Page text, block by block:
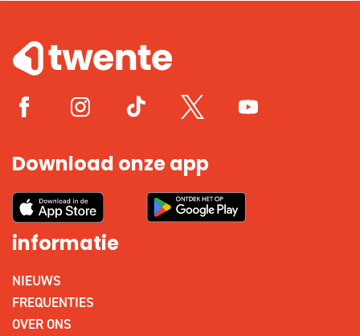
Download onze app
informatie
NIEUWS
FREQUENTIES
OVER ONS